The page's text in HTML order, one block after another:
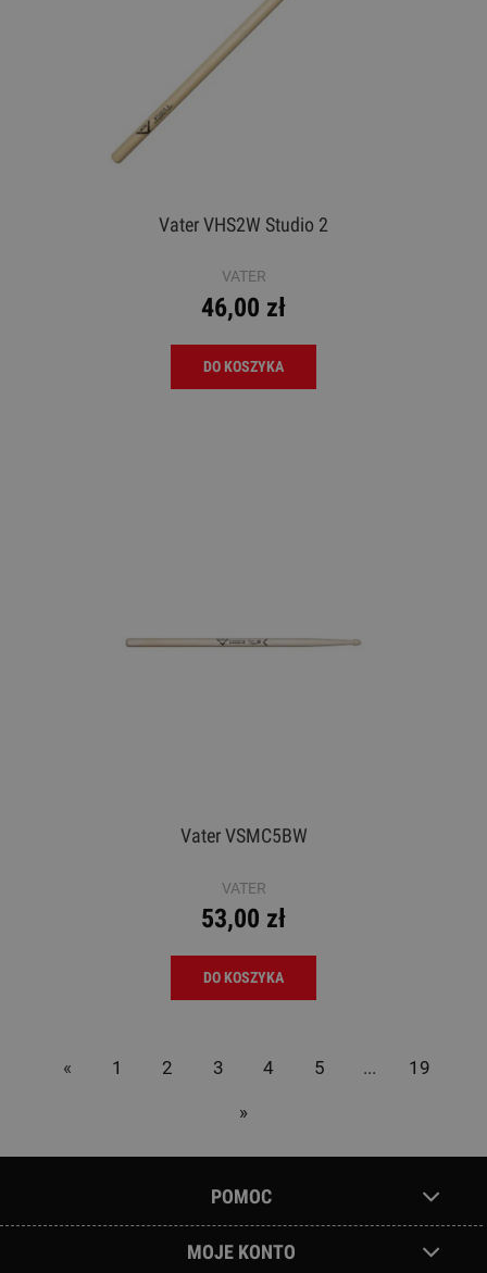
Vater VHS2W Studio 2
VATER
46,00 zł
DO KOSZYKA
Vater VSMC5BW
VATER
53,00 zł
DO KOSZYKA
« 1 2 3 4 5 ... 19
»
POMOC
MOJE KONTO